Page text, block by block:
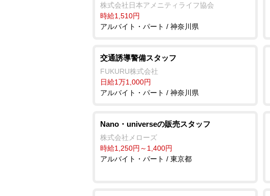
株式会社日本アメニティライフ協会
時給1,510円
アルバイト・パート / 神奈川県
交通誘導警備スタッフ
FUKURU株式会社
日給1万1,000円
アルバイト・パート / 神奈川県
Nano・universeの販売スタッフ
株式会社メローズ
時給1,250円～1,400円
アルバイト・パート / 東京都